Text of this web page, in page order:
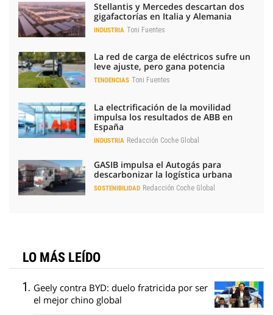
Stellantis y Mercedes descartan dos
gigafactorías en Italia y Alemania
INDUSTRIA Toni Fuentes
La red de carga de eléctricos sufre un
leve ajuste, pero gana potencia
TENDENCIAS Toni Fuentes
La electrificación de la movilidad
impulsa los resultados de ABB en
España
INDUSTRIA Redacción Coche Global
GASIB impulsa el Autogás para
descarbonizar la logística urbana
SOSTENIBILIDAD Redacción Coche Global
LO MÁS LEÍDO
Geely contra BYD: duelo fratricida por ser
el mejor chino global